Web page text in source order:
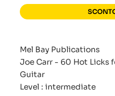
Mel Bay Publications
Joe Carr - 60 Hot Licks
Guitar
Level : intermediate